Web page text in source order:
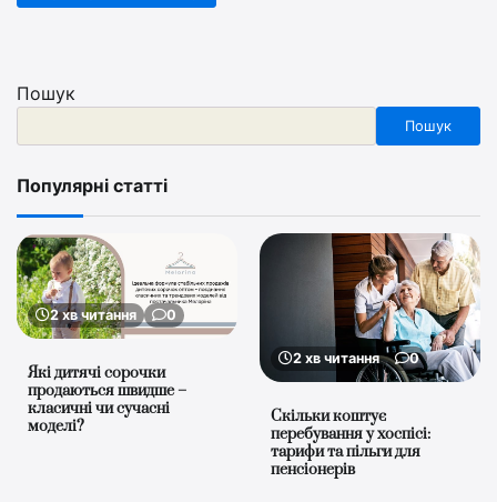
Пошук
Пошук
Популярні статті
2 хв читання 0
Які дитячі сорочки
продаються швидше –
класичні чи сучасні
моделі?
2 хв читання 0
Скільки коштує
перебування у хоспісі:
тарифи та пільги для
пенсіонерів